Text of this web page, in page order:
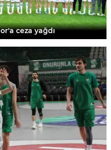
ceza yağdı